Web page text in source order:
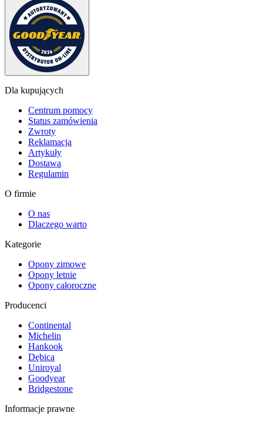
Dla kupujących
Centrum pomocy
Status zamówienia
Zwroty
Reklamacja
Artykuły
Dostawa
Regulamin
O firmie
O nas
Dlaczego warto
Kategorie
Opony zimowe
Opony letnie
Opony całoroczne
Producenci
Continental
Michelin
Hankook
Dębica
Uniroyal
Goodyear
Bridgestone
Informacje prawne